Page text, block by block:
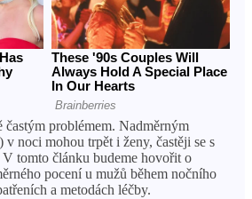
problémem. Nadměrným
noci mohou trpět i ženy, častěji se s
tomto článku budeme hovořit o
pocení u mužů během nočního
a metodách léčby.